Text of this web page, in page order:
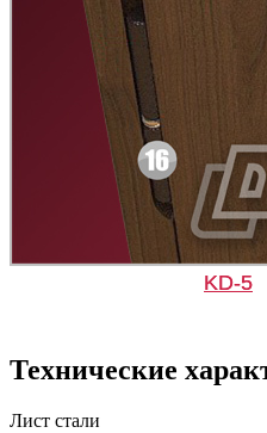
Д-37 Н Д-
KD-5
Технические
Лист стали